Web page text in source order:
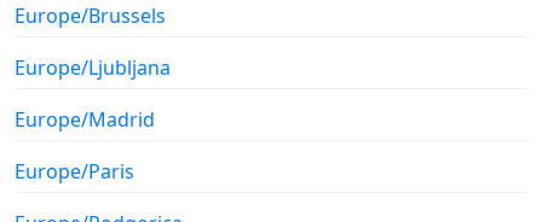
Europe/Brussels
Europe/Ljubljana
Europe/Madrid
Europe/Paris